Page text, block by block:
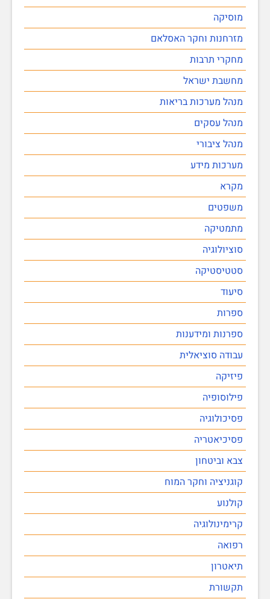
מוסיקה
מזרחנות וחקר האסלאם
מחקרי תרבות
מחשבת ישראל
מנהל מערכות בריאות
מנהל עסקים
מנהל ציבורי
מערכות מידע
מקרא
משפטים
מתמטיקה
סוציולוגיה
סטטיסטיקה
סיעוד
ספרות
ספרנות ומידענות
עבודה סוציאלית
פיזיקה
פילוסופיה
פסיכולוגיה
פסיכיאטריה
צבא וביטחון
קוגניציה וחקר המוח
קולנוע
קרימינולוגיה
רפואה
תיאטרון
תקשורת